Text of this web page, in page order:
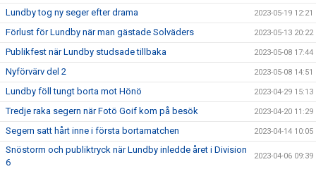
Lundby tog ny seger efter drama 2023-05-19 12:21
Förlust för Lundby när man gästade Solväders 2023-05-13 20:22
Publikfest när Lundby studsade tillbaka 2023-05-08 17:44
Nyförvärv del 2 2023-05-08 14:51
Lundby föll tungt borta mot Hönö 2023-04-29 15:13
Tredje raka segern när Fotö Goif kom på besök 2023-04-20 11:29
Segern satt hårt inne i första bortamatchen 2023-04-14 10:05
Snöstorm och publiktryck när Lundby inledde året i Division
6
2023-04-06 09:39